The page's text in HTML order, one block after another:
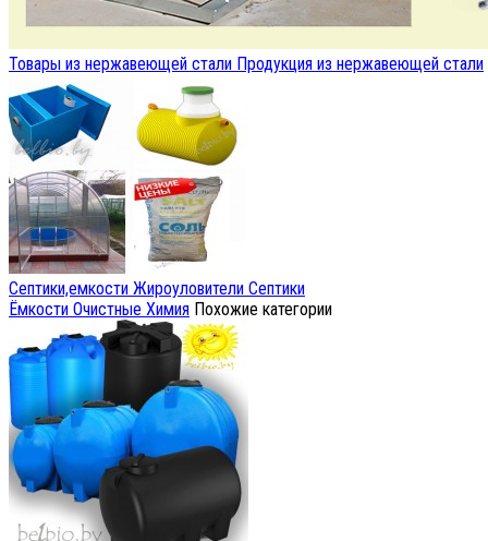
Товары из нержавеющей стали Продукция из нержавеющей стали
Септики,емкости Жироуловители Септики
Ёмкости Очистные Химия Похожие категории